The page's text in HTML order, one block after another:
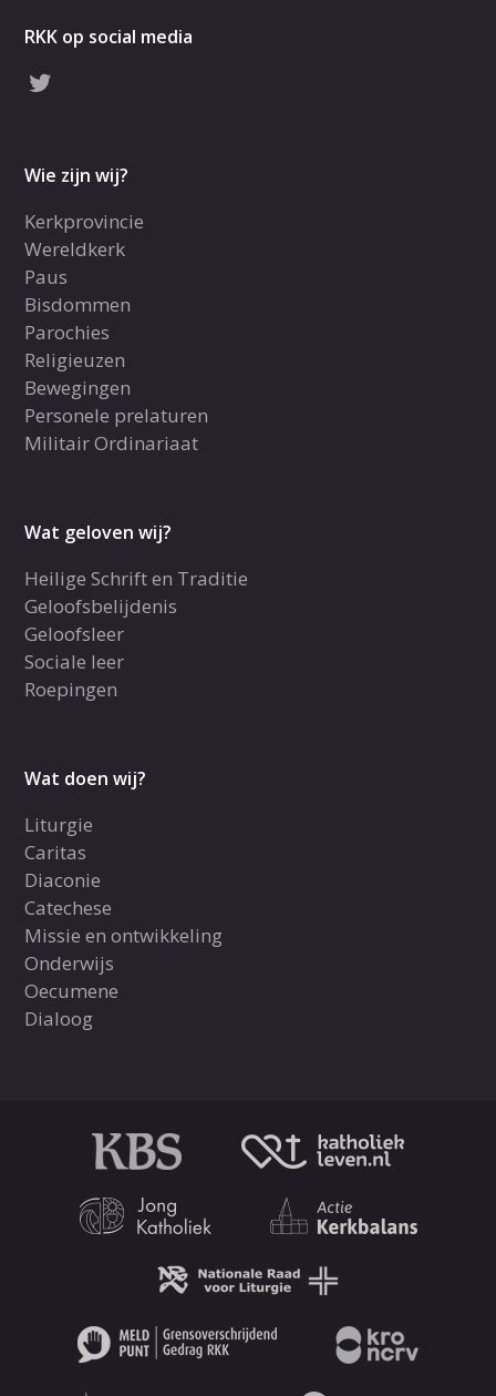
RKK op social media
Wie zijn wij?
Kerkprovincie
Wereldkerk
Paus
Bisdommen
Parochies
Religieuzen
Bewegingen
Personele prelaturen
Militair Ordinariaat
Wat geloven wij?
Heilige Schrift en Traditie
Geloofsbelijdenis
Geloofsleer
Sociale leer
Roepingen
Wat doen wij?
Liturgie
Caritas
Diaconie
Catechese
Missie en ontwikkeling
Onderwijs
Oecumene
Dialoog